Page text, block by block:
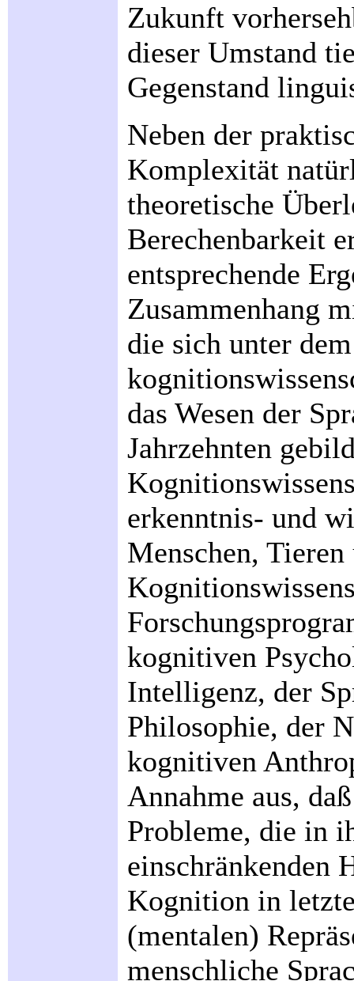
Zukunft
dieser Umstand
Gegenstand
Neben der
Komplexität
theoretische
Berechenbarkeit
entsprechende
Zusammenhang
die sich unter
das Wesen der
Jahrzehnten
erkenntnis- und
Menschen,
kognitiven
Intelligenz, der
Philosophie, der
kognitiven
Annahme aus,
Probleme, die in
einschränkenden
Kognition in
(mentalen)
menschliche